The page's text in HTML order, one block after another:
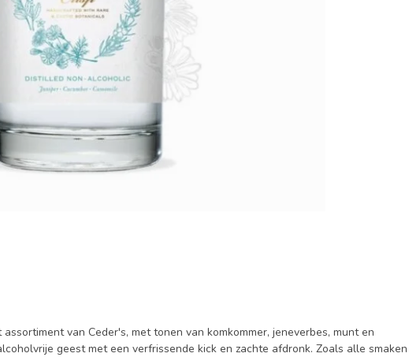
van Ceder's, met tonen van komkommer, jeneverbes, munt en
geest met een verfrissende kick en zachte afdronk. Zoals alle smaken